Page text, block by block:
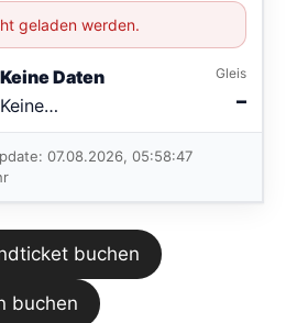
geladen werden.
Keine Daten
Keine
Verbindungen
im aktuellen
Feed.
Gleis
–
07.08.2026, 05:58:47
buchen
buchen